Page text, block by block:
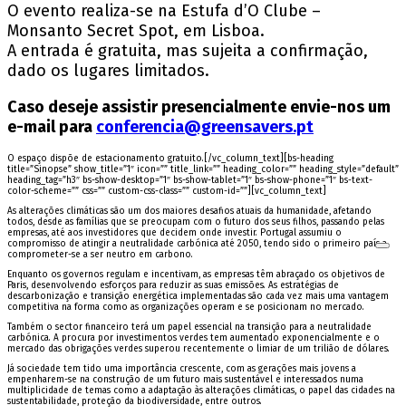
O evento realiza-se na Estufa d’O Clube –
Monsanto Secret Spot, em Lisboa.
A entrada é gratuita, mas sujeita a confirmação,
dado os lugares limitados.
Caso deseje assistir presencialmente envie-nos um
e-mail para conferencia@greensavers.pt
O espaço dispõe de estacionamento gratuito.[/vc_column_text][bs-heading
title=”Sinopse” show_title=”1″ icon=”” title_link=”” heading_color=”” heading_style=”default”
heading_tag=”h3″ bs-show-desktop=”1″ bs-show-tablet=”1″ bs-show-phone=”1″ bs-text-
color-scheme=”” css=”” custom-css-class=”” custom-id=””][vc_column_text]
As alterações climáticas são um dos maiores desafios atuais da humanidade, afetando
todos, desde as famílias que se preocupam com o futuro dos seus filhos, passando pelas
empresas, até aos investidores que decidem onde investir. Portugal assumiu o
compromisso de atingir a neutralidade carbónica até 2050, tendo sido o primeiro país a
comprometer-se a ser neutro em carbono.
Enquanto os governos regulam e incentivam, as empresas têm abraçado os objetivos de
Paris, desenvolvendo esforços para reduzir as suas emissões. As estratégias de
descarbonização e transição energética implementadas são cada vez mais uma vantagem
competitiva na forma como as organizações operam e se posicionam no mercado.
Também o sector financeiro terá um papel essencial na transição para a neutralidade
carbónica. A procura por investimentos verdes tem aumentado exponencialmente e o
mercado das obrigações verdes superou recentemente o limiar de um trilião de dólares.
Já sociedade tem tido uma importância crescente, com as gerações mais jovens a
empenharem-se na construção de um futuro mais sustentável e interessados numa
multiplicidade de temas como a adaptação às alterações climáticas, o papel das cidades na
sustentabilidade, proteção da biodiversidade, entre outros.